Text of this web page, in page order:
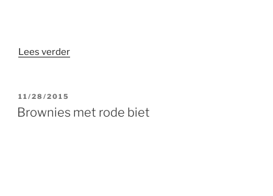
Lees verder“Pesto
GEPLAATST
OP
11/28/2015
Brownies met rode biet